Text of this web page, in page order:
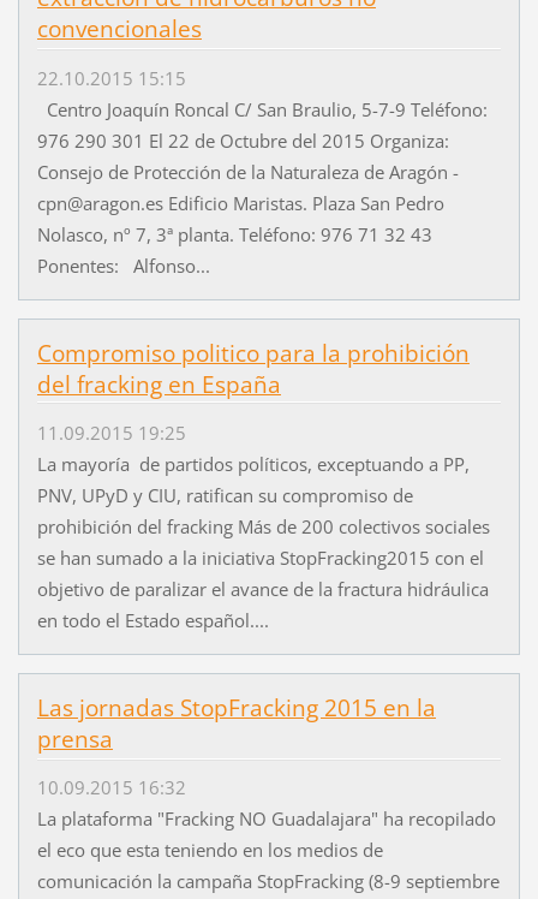
convencionales
22.10.2015 15:15
Centro Joaquín Roncal C/ San Braulio, 5-7-9 Teléfono:
976 290 301 El 22 de Octubre del 2015 Organiza:
Consejo de Protección de la Naturaleza de Aragón -
cpn@aragon.es Edificio Maristas. Plaza San Pedro
Nolasco, nº 7, 3ª planta. Teléfono: 976 71 32 43
Ponentes: Alfonso...
Compromiso politico para la prohibición
del fracking en España
11.09.2015 19:25
La mayoría de partidos políticos, exceptuando a PP,
PNV, UPyD y CIU, ratifican su compromiso de
prohibición del fracking Más de 200 colectivos sociales
se han sumado a la iniciativa StopFracking2015 con el
objetivo de paralizar el avance de la fractura hidráulica
en todo el Estado español....
Las jornadas StopFracking 2015 en la
prensa
10.09.2015 16:32
La plataforma "Fracking NO Guadalajara" ha recopilado
el eco que esta teniendo en los medios de
comunicación la campaña StopFracking (8-9 septiembre